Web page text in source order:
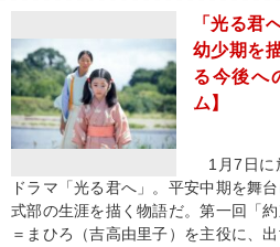
「光る君
幼少期を
る今後へ
ム】
1月7日に
ドラマ「光る君へ」。平安中期を舞
式部の生涯を描く物語だ。第一回「
＝まひろ（吉高由里子）を主役に、